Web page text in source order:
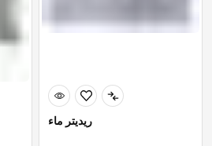
ريديتر ماء